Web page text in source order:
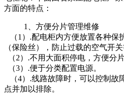
方面的特点：
1、方便分片管理维修
（1）.配电柜内方便放置各种保
（保险丝），防止过载的空气开关
（2）.不用大面积停电，方便分
（3）.便于分类配置电源。
（4）.线路故障时，可以控制故
点并加以排除。